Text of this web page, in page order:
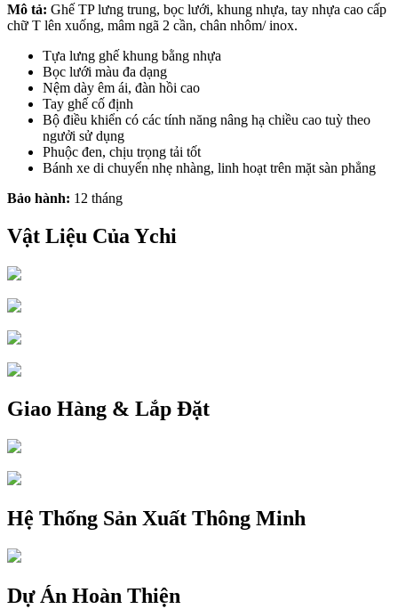
Mô tả: Ghế TP lưng trung, bọc lưới, khung nhựa, tay nhựa cao cấp
chữ T lên xuống, mâm ngã 2 cần, chân nhôm/ inox.
Tựa lưng ghế khung bằng nhựa
Bọc lưới màu đa dạng
Nệm dày êm ái, đàn hồi cao
Tay ghế cố định
Bộ điều khiển có các tính năng nâng hạ chiều cao tuỳ theo
ngưởi sử dụng
Phuộc đen, chịu trọng tải tốt
Bánh xe di chuyển nhẹ nhàng, linh hoạt trên mặt sàn phẳng
Bảo hành: 12 tháng
Vật Liệu Của Ychi
Giao Hàng & Lắp Đặt
Hệ Thống Sản Xuất Thông Minh
Dự Án Hoàn Thiện